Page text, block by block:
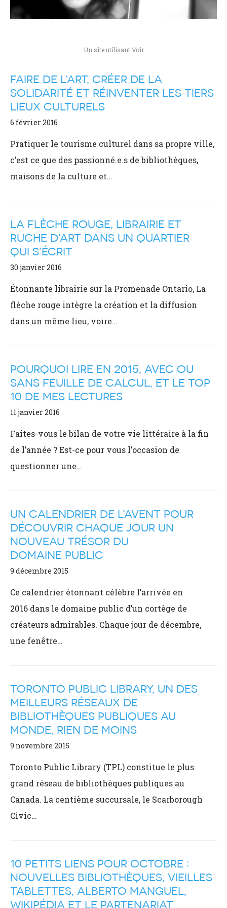
Un site utilisant Voir
FAIRE DE L’ART, CRÉER DE LA
SOLIDARITÉ ET RÉINVENTER LES TIERS
LIEUX CULTURELS
6 février 2016
Pratiquer le tourisme culturel dans sa propre ville,
c’est ce que des passionné.e.s de bibliothèques,
maisons de la culture et…
LA FLÈCHE ROUGE, LIBRAIRIE ET
RUCHE D’ART DANS UN QUARTIER
QUI S’ÉCRIT
30 janvier 2016
Étonnante librairie sur la Promenade Ontario, La
flèche rouge intègre la création et la diffusion
dans un même lieu, voire…
POURQUOI LIRE EN 2015, AVEC OU
SANS FEUILLE DE CALCUL, ET LE TOP
10 DE MES LECTURES
11 janvier 2016
Faites-vous le bilan de votre vie littéraire à la fin
de l’année ? Est-ce pour vous l’occasion de
questionner une…
UN CALENDRIER DE L’AVENT POUR
DÉCOUVRIR CHAQUE JOUR UN
NOUVEAU TRÉSOR DU
DOMAINE PUBLIC
9 décembre 2015
Ce calendrier étonnant célèbre l’arrivée en
2016 dans le domaine public d’un cortège de
créateurs admirables. Chaque jour de décembre,
une fenêtre…
TORONTO PUBLIC LIBRARY, UN DES
MEILLEURS RÉSEAUX DE
BIBLIOTHÈQUES PUBLIQUES AU
MONDE, RIEN DE MOINS
9 novembre 2015
Toronto Public Library (TPL) constitue le plus
grand réseau de bibliothèques publiques au
Canada. La centième succursale, le Scarborough
Civic…
10 PETITS LIENS POUR OCTOBRE :
NOUVELLES BIBLIOTHÈQUES, VIEILLES
TABLETTES, ALBERTO MANGUEL,
WIKIPÉDIA ET LE PARTENARIAT